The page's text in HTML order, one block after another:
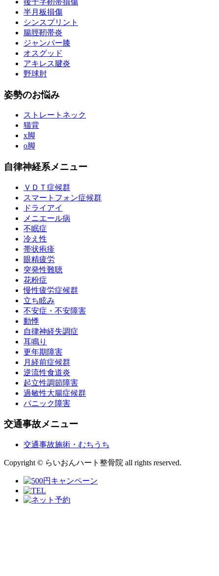
半月板損傷
シンスプリント
腸脛靭帯炎
ジャンパー膝
オスグッド
アキレス腱炎
野球肘
姿勢のお悩み
ストレートネック
猫背
x脚
o脚
自律神経系メニュー
ＶＤＴ症候群
スマートフォン症候群
ドライアイ
メニエール病
不眠症
冷え性
帯状疱疹
眼精疲労
突発性難聴
花粉症
慢性疲労症候群
立ち眩み
不安症・不安障害
動悸
自律神経失調症
耳鳴り
更年期障害
月経前症候群
逆流性食道炎
起立性調節障害
過敏性大腸症候群
パニック障害
交通事故メニュー
交通事故施術・むちうち
Copyright © らいおんハート整骨院 all rights reserved.